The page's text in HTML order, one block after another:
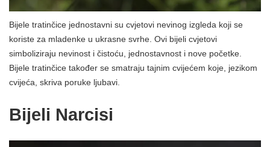
Bijele tratinčice jednostavni su cvjetovi nevinog izgleda koji se
koriste za mladenke u ukrasne svrhe. Ovi bijeli cvjetovi
simboliziraju nevinost i čistoću, jednostavnost i nove početke.
Bijele tratinčice također se smatraju tajnim cvijećem koje, jezikom
cvijeća, skriva poruke ljubavi.
Bijeli Narcisi